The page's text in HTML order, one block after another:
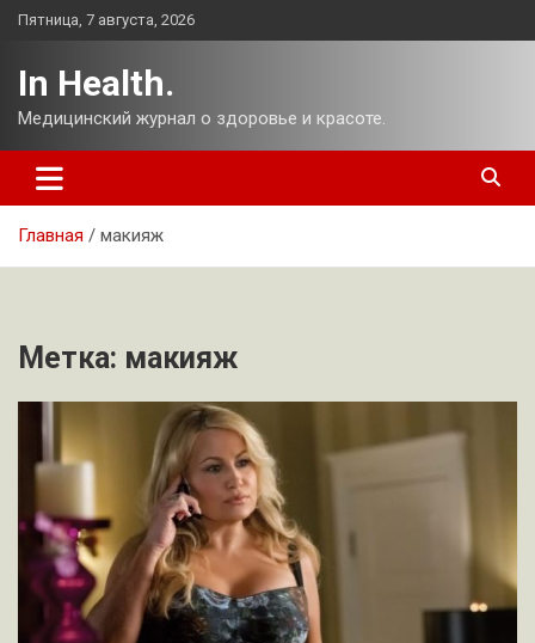
Перейти
Пятница, 7 августа, 2026
In Health.
Медицинский журнал о здоровье и красоте.
Главная макияж
Метка: макияж